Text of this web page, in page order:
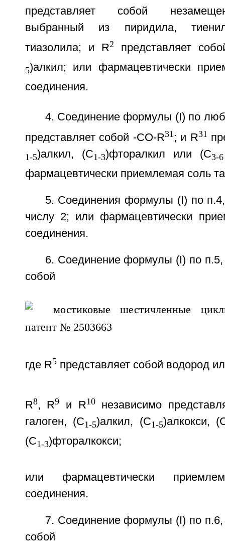
представляет собой
выбранный из пиридила,
тиазолила; и R2 представляет
5)алкил; или фармацевтически
соединения.
4. Соединение формулы (I) по
представляет собой -CO-R31 ; и R31
1-5)алкил, (С1-3)фторалкил или (С3-6
фармацевтически приемлемая соль
5. Соединения формулы (I) по
числу 2; или фармацевтически
соединения.
6. Соединение формулы (I) по п.5,
собой
где R5представляет собой водород
R8, R9 и R10независимо
галоген, (С1-5)алкил, (С1-5)алкокси,
(С1-3)фторалкокси;
или фармацевтически
соединения.
7. Соединение формулы (I) по п.6,
собой